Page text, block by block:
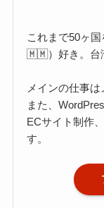
これまで50ヶ
🇲🇲）好き。台
メインの仕事
また、
ECサイト制作
す。